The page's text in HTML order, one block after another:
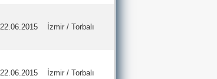
22.06.2015 İzmir / Torbalı
22.06.2015 İzmir / Torbalı